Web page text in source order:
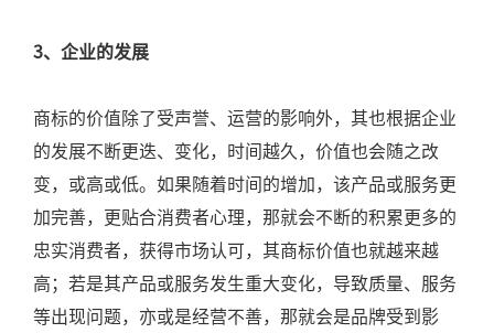
3、企业的发展
商标的价值除了受声誉、运营的影响外，其也根据企业
的发展不断更迭、变化，时间越久，价值也会随之改
变，或高或低。如果随着时间的增加，该产品或服务更
加完善，更贴合消费者心理，那就会不断的积累更多的
忠实消费者，获得市场认可，其商标价值也就越来越
高；若是其产品或服务发生重大变化，导致质量、服务
等出现问题，亦或是经营不善，那就会是品牌受到影